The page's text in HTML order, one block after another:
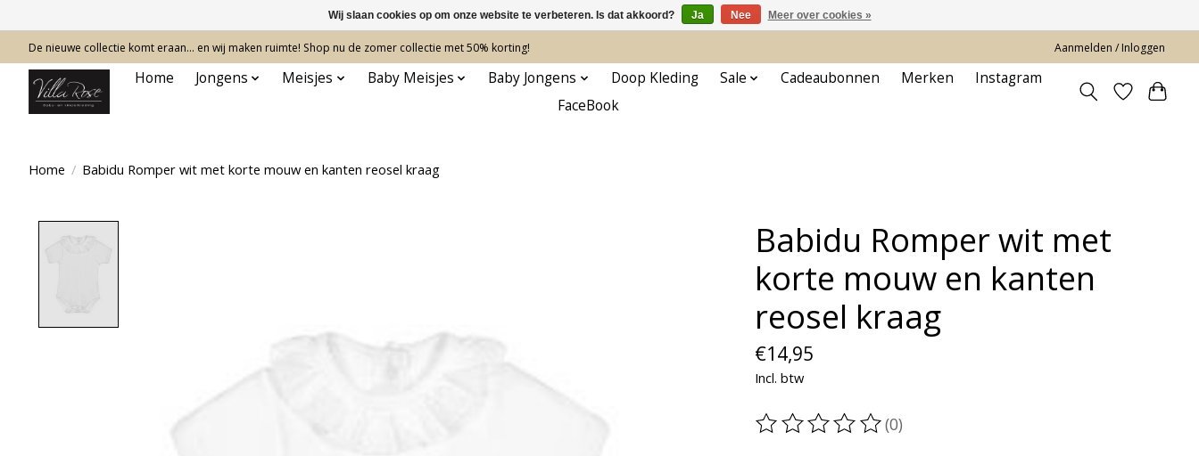
De nieuwe collectie komt eraan… en wij maken ruimte! Shop nu de zomer collectie met 50% korting! Aanmelden / Inloggen
Home Jongens Meisjes Baby Meisjes Baby Jongens Doop Kleding Sale Cadeaubonnen Merken
Instagram
FaceBook
Home / Babidu Romper wit met korte mouw en kanten reosel kraag
Babidu Romper wit met
korte mouw en kanten
reosel kraag
€14,95
Incl. btw
De beoordeling van dit product is
(0)
Wij slaan cookies op om onze website te verbeteren. Is dat akkoord? Ja Nee Meer over cookies »